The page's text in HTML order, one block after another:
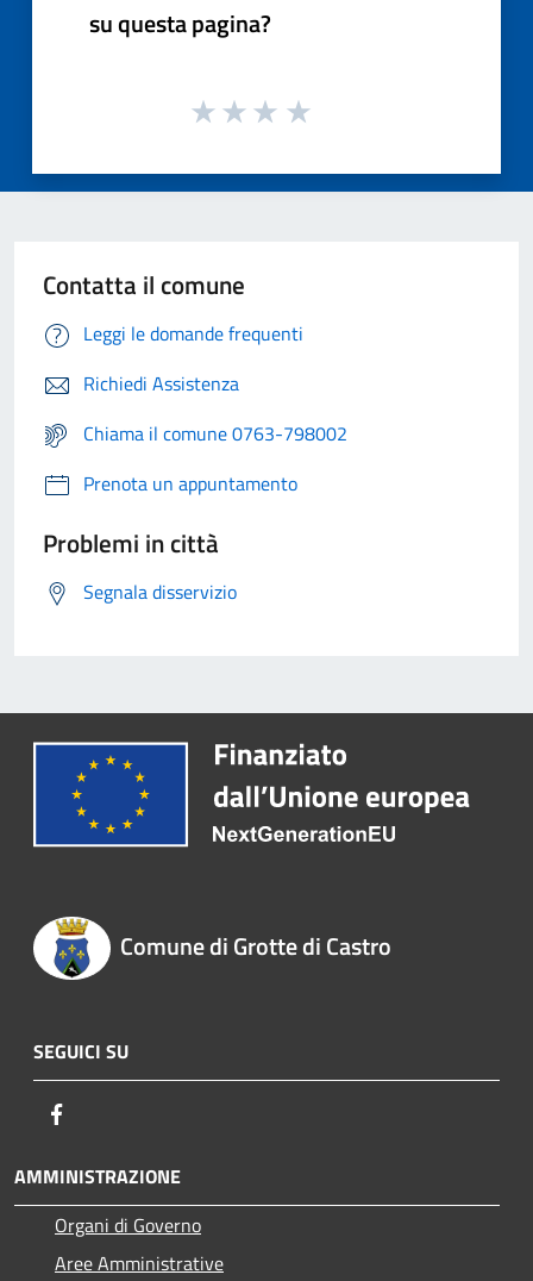
su questa pagina?
Contatta il comune
Leggi le domande frequenti
Richiedi Assistenza
Chiama il comune 0763-798002
Prenota un appuntamento
Problemi in città
Segnala disservizio
Comune di Grotte di Castro
SEGUICI SU
AMMINISTRAZIONE
Organi di Governo
Aree Amministrative